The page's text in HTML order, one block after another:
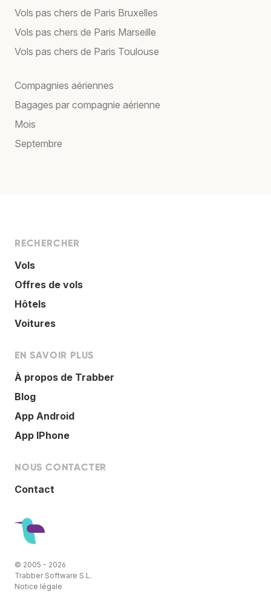
Vols pas chers de Paris Bruxelles
Vols pas chers de Paris Marseille
Vols pas chers de Paris Toulouse
Compagnies aériennes
Bagages par compagnie aérienne
Mois
Septembre
RECHERCHER
Vols
Offres de vols
Hôtels
Voitures
EN SAVOIR PLUS
À propos de Trabber
Blog
App Android
App IPhone
NOUS CONTACTER
Contact
© 2005 - 2026
Trabber Software S.L.
Notice légale